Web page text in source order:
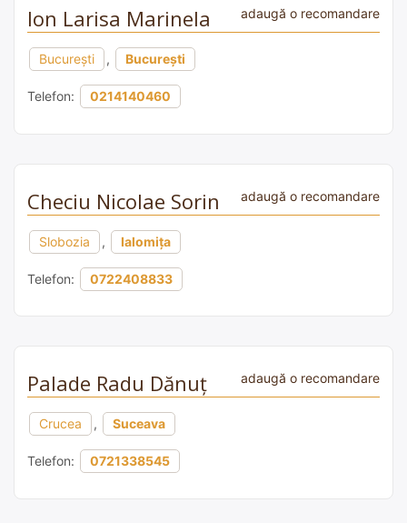
Ion Larisa Marinela adaugă o recomandare
București , București
Telefon: 0214140460
Checiu Nicolae Sorin adaugă o recomandare
Slobozia , Ialomița
Telefon: 0722408833
Palade Radu Dănuț adaugă o recomandare
Crucea , Suceava
Telefon: 0721338545